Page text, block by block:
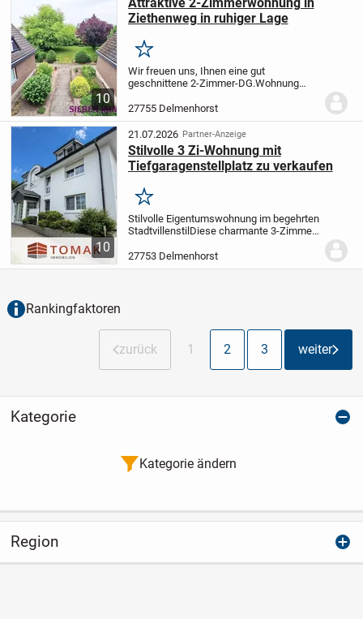
10
Ziethenweg in ruhiger Lage
Merken
Wir freuen uns, Ihnen eine gut
geschnittene 2-Zimmer-DG.Wohnung
freundliche Atmosphäre überzeugt.
Wohnfläche: Die Wohnung verfügt über
eine Wohnfläche von ca. 45...
27755 Delmenhorst
10
21.07.2026 Partner-Anzeige
Stilvolle 3 Zi-Wohnung mit
Tiefgaragenstellplatz zu verkaufen
Merken
Stilvolle Eigentumswohnung im begehrten
Stadtvillenstil Diese charmante 3-Zimmer-
Obergeschoss eines gepflegten
Mehrfamilienhauses mit lediglich acht
27753 Delmenhorst
Rankingfaktoren
zurück 1 2 3 weiter
Kategorie
Kategorie ändern
Region